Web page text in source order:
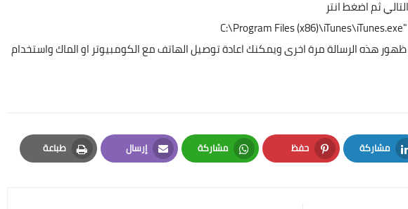
C:\Program Files
هذه الرسالة مرة اخرى ويمكنك اعادة توصيل الهاتف مع الكومبيوتر او الماك واستخدام
مشاركة
LinkedIn
حفظ
Pinterest
مشاركة
Whatsapp
إرسال
Email
طباعة
Print